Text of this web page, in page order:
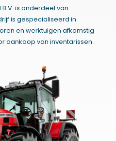
is onderdeel van
is gespecialiseerd in
en werktuigen afkomstig
aankoop van inventarissen.